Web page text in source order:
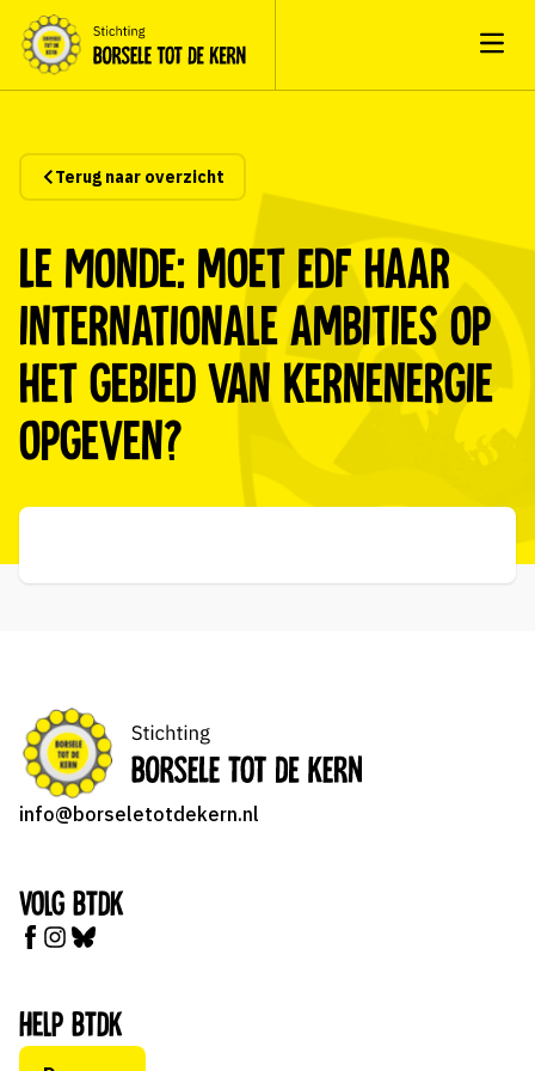
Terug naar overzicht
Le Monde: moet EdF haar
internationale ambities op
het gebied van kernenergie
opgeven?
info@borseletotdekern.nl
Volg BTDK
Help BTDK